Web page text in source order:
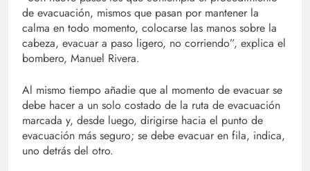
de evacuación, mismos que pasan por mantener la
calma en todo momento, colocarse las manos sobre la
cabeza, evacuar a paso ligero, no corriendo”, explica el
bombero, Manuel Rivera.
Al mismo tiempo añadie que al momento de evacuar se
debe hacer a un solo costado de la ruta de evacuación
marcada y, desde luego, dirigirse hacia el punto de
evacuación más seguro; se debe evacuar en fila, indica,
uno detrás del otro.